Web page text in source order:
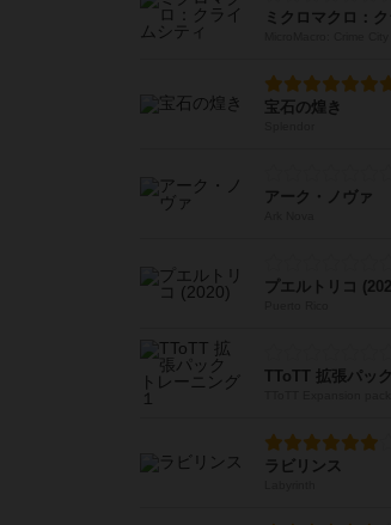
ミクロマクロ：
宝石の煌き
アーク・ノヴァ
プエルトリコ
TToTT 拡張パッ
ラビリンス